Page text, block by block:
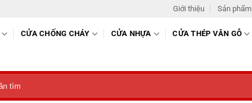
Giới thiệu Sản phẩm
CỬA CHỐNG CHÁY CỬA NHỰA CỬA THÉP VÂN GỖ